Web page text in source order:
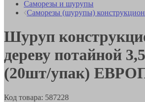
Саморезы и шурупы
Саморезы (шурупы)
Шуруп
дереву потайной
(20шт/упак)
Код товара: 587228